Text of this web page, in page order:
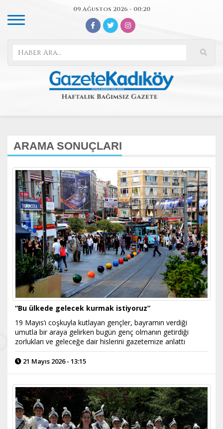
09 Ağustos 2026 - 00:20
ARAMA SONUÇLARI
“Bu ülkede gelecek kurmak istiyoruz”
19 Mayıs’ı coşkuyla kutlayan gençler, bayramın verdiği
umutla bir araya gelirken bugün genç olmanın getirdiği
zorlukları ve geleceğe dair hislerini gazetemize anlattı
21 Mayıs 2026 - 13:15